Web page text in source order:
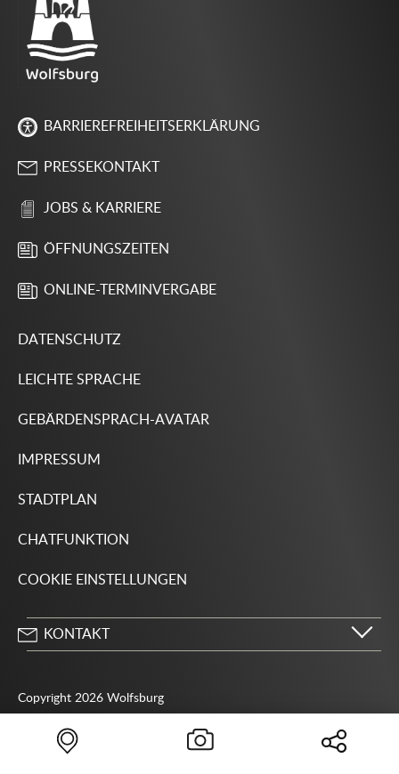
BARRIEREFREIHEITSERKLÄRUNG
PRESSEKONTAKT
JOBS & KARRIERE
ÖFFNUNGSZEITEN
ONLINE-TERMINVERGABE
DATENSCHUTZ
LEICHTE SPRACHE
GEBÄRDENSPRACH-AVATAR
IMPRESSUM
STADTPLAN
CHATFUNKTION
COOKIE EINSTELLUNGEN
KONTAKT
38440 Wolfsburg
05361 28-1234
Copyright 2026 Wolfsburg